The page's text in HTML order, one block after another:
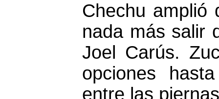
Chechu amplió
nada más salir
Joel Carús.
opciones
entre las